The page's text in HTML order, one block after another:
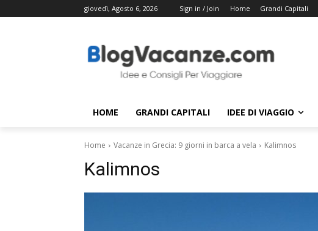
giovedì, Agosto 6, 2026 Sign in / Join Home Grandi Capitali
HOME GRANDI CAPITALI IDEE DI VIAGGIO
Home Vacanze in Grecia: 9 giorni in barca a vela Kalimnos
Kalimnos